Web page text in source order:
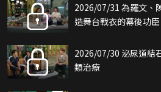
2026/07/31 為羅文、
造舞台戰衣的幕後功臣
2026/07/30 泌尿道結
類治療